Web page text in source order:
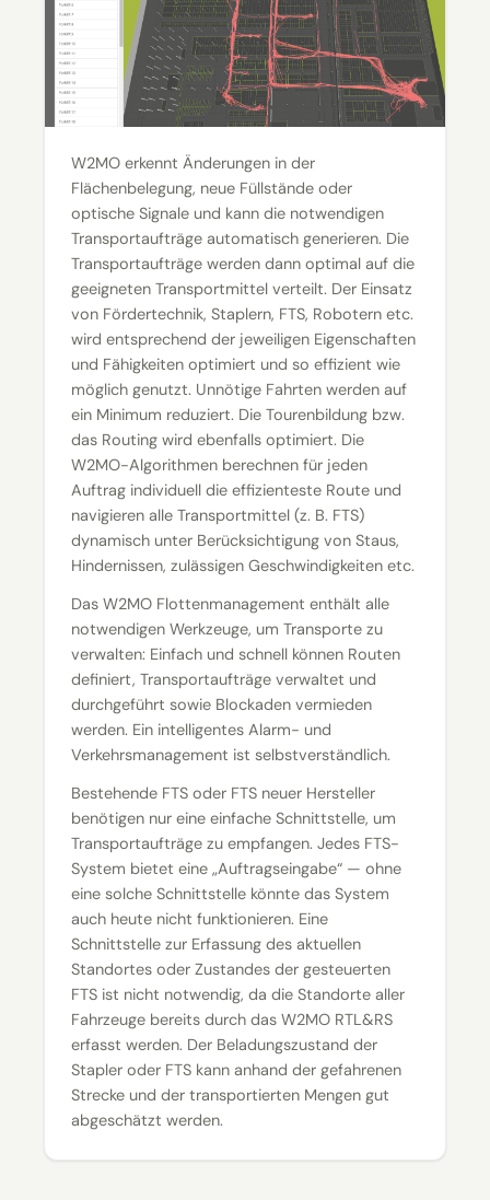
W2MO erkennt Änderungen in der
Flächenbelegung, neue Füllstände oder
optische Signale und kann die notwendigen
Transportaufträge automatisch generieren. Die
Transportaufträge werden dann optimal auf die
geeigneten Transportmittel verteilt. Der Einsatz
von Fördertechnik, Staplern, FTS, Robotern etc.
wird entsprechend der jeweiligen Eigenschaften
und Fähigkeiten optimiert und so effizient wie
möglich genutzt. Unnötige Fahrten werden auf
ein Minimum reduziert. Die Tourenbildung bzw.
das Routing wird ebenfalls optimiert. Die
W2MO-Algorithmen berechnen für jeden
Auftrag individuell die effizienteste Route und
navigieren alle Transportmittel (z. B. FTS)
dynamisch unter Berücksichtigung von Staus,
Hindernissen, zulässigen Geschwindigkeiten etc.
Das W2MO Flottenmanagement enthält alle
notwendigen Werkzeuge, um Transporte zu
verwalten: Einfach und schnell können Routen
definiert, Transportaufträge verwaltet und
durchgeführt sowie Blockaden vermieden
werden. Ein intelligentes Alarm- und
Verkehrsmanagement ist selbstverständlich.
Bestehende FTS oder FTS neuer Hersteller
benötigen nur eine einfache Schnittstelle, um
Transportaufträge zu empfangen. Jedes FTS-
System bietet eine „Auftragseingabe“ — ohne
eine solche Schnittstelle könnte das System
auch heute nicht funktionieren. Eine
Schnittstelle zur Erfassung des aktuellen
Standortes oder Zustandes der gesteuerten
FTS ist nicht notwendig, da die Standorte aller
Fahrzeuge bereits durch das W2MO RTL&RS
erfasst werden. Der Beladungszustand der
Stapler oder FTS kann anhand der gefahrenen
Strecke und der transportierten Mengen gut
abgeschätzt werden.